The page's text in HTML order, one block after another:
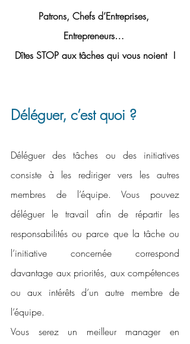
Patrons, Chefs d’Entreprises,
Entrepreneurs…
Dîtes STOP aux tâches qui vous noient  !
Déléguer, c’est quoi ?
Déléguer des tâches ou des initiatives
consiste à les rediriger vers les autres
membres de l’équipe. Vous pouvez
déléguer le travail afin de répartir les
responsabilités ou parce que la tâche ou
l’initiative concernée correspond
davantage aux priorités, aux compétences
ou aux intérêts d’un autre membre de
l’équipe.
Vous serez un meilleur manager en